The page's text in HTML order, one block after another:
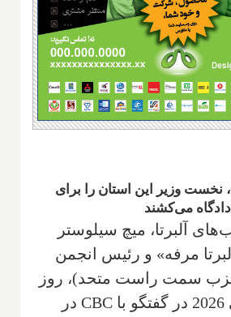
نخست وزیر این استان را برای
دادگاه می‌کشند
آلبرتا، میچ سیلوستر
مرفه» و رئیس انجمن
حزب سمت راست متحد)، روز
سه‌شنبه 26 می 2026 در گفتگو با CBC در